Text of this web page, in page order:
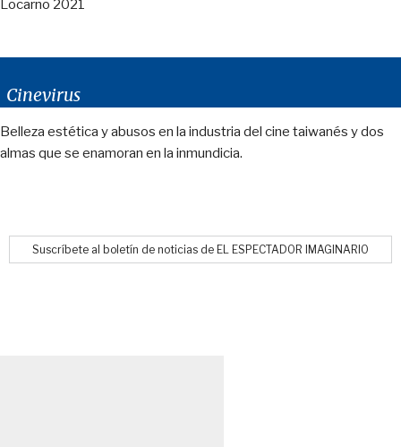
Locarno 2021
Cinevirus
Belleza estética y abusos en la industria del cine taiwanés y dos
almas que se enamoran en la inmundicia.
Suscríbete al boletín de noticias de EL ESPECTADOR IMAGINARIO